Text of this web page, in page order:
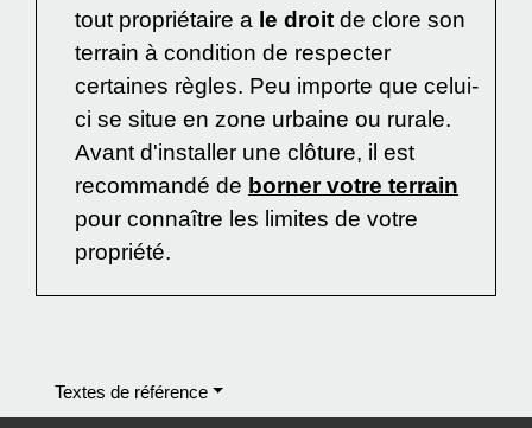
tout propriétaire a le droit de clore son
terrain à condition de respecter
certaines règles. Peu importe que celui-
ci se situe en zone urbaine ou rurale.
Avant d'installer une clôture, il est
recommandé de borner votre terrain
pour connaître les limites de votre
propriété.
Textes de référence